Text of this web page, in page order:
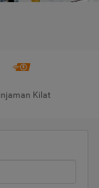
Kilat